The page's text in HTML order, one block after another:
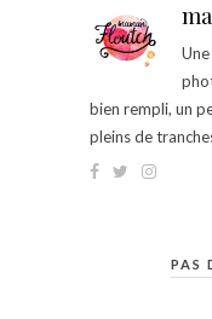
bien rempli, un
pleins de
PAS